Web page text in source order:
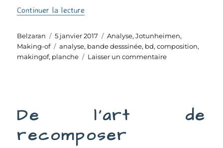
Continuer la lecture
Auteur
Belzaran
Publié
le
5 janvier 2017 Catégories
Analyse,Jotunheimen,
Making-of
Étiquettes
analyse, bande desssinée, bd,composition,
makingof, planche Laisser un commentairesur
De l’art de
recomposer